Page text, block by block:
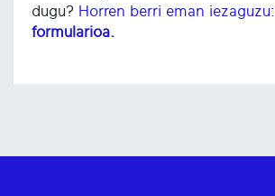
dugu? Horren berri eman iezaguzu:
formularioa.